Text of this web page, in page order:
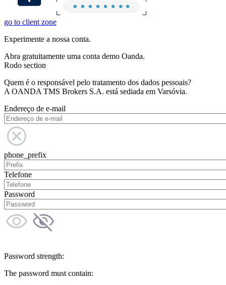
go to client zone
Experimente a nossa conta.
Abra gratuitamente uma conta demo Oanda.
Rodo section
Quem é o responsável pelo tratamento dos dados pessoais?
A OANDA TMS Brokers S.A. está sediada em Varsóvia.
Endereço de e-mail
phone_prefix
Telefone
Password
Password strength:
The password must contain: